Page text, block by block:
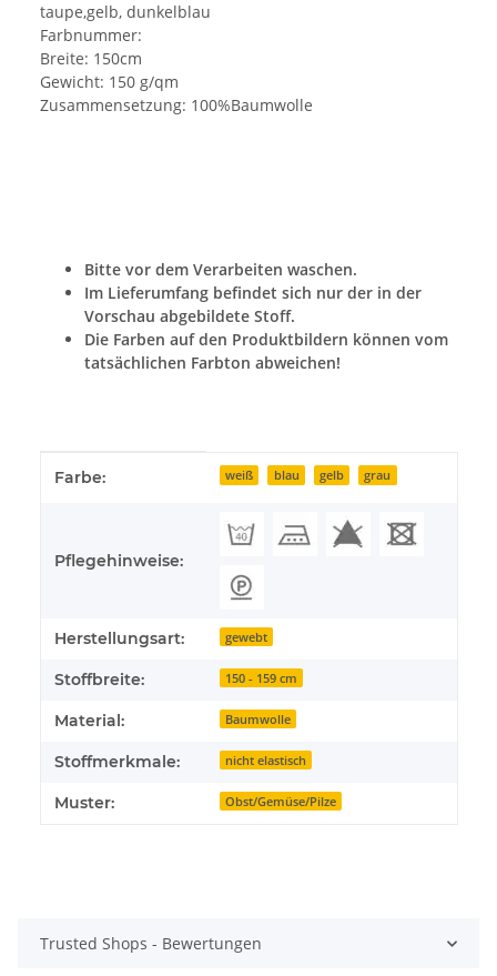
taupe,gelb, dunkelblau
Farbnummer:
Breite: 150cm
Gewicht: 150 g/qm
Zusammensetzung: 100%Baumwolle
Bitte vor dem Verarbeiten waschen.
Im Lieferumfang befindet sich nur der in der
Vorschau abgebildete Stoff.
Die Farben auf den Produktbildern können vom
tatsächlichen Farbton abweichen!
Produkteigenschaft
Wert
Farbe: weiß blau gelb grau
Pflegehinweise:
Herstellungsart: gewebt
Stoffbreite: 150 - 159 cm
Material: Baumwolle
Stoffmerkmale: nicht elastisch
Muster: Obst/Gemüse/Pilze
Trusted Shops - Bewertungen